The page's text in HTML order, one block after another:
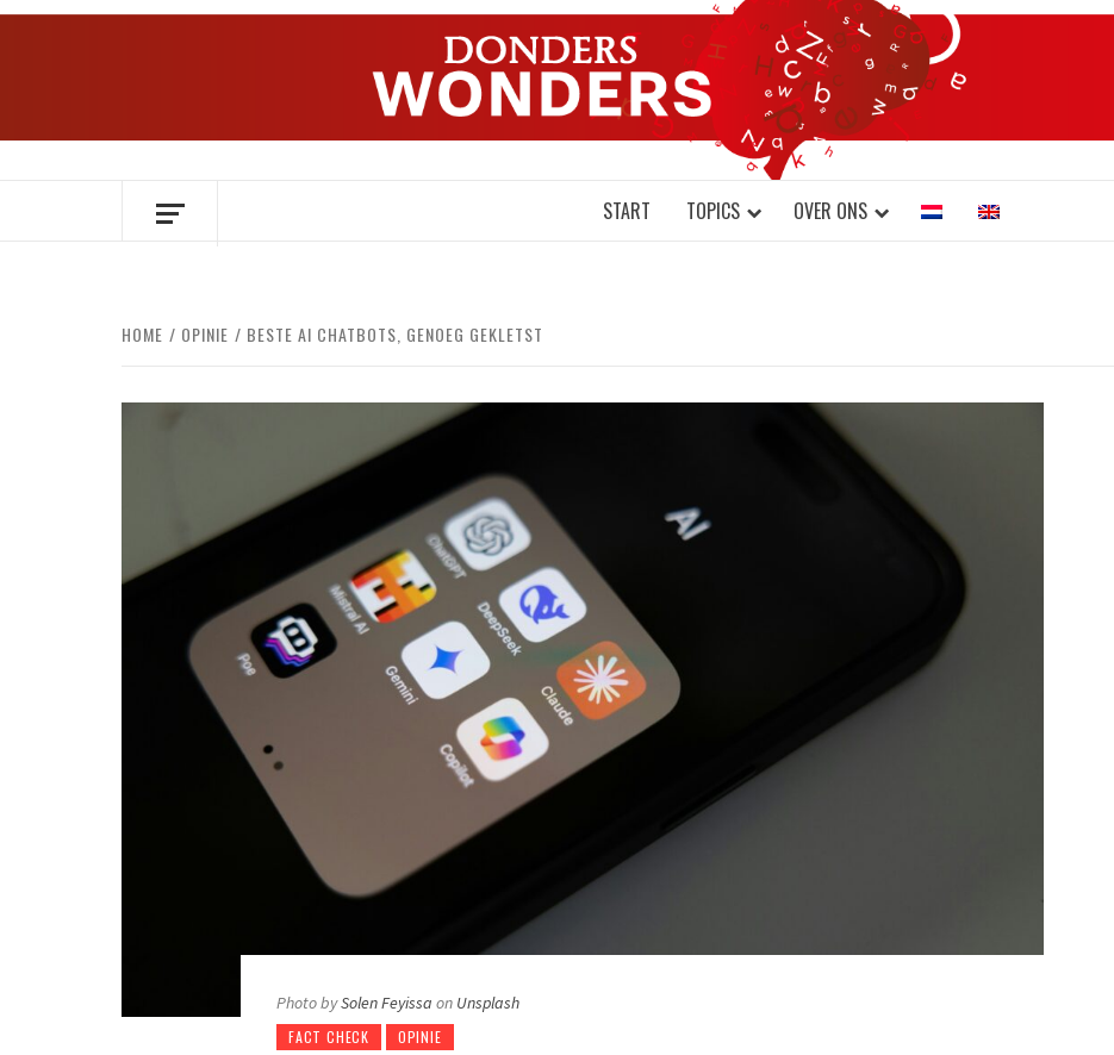
Ga
DONDERS
OVER HERSENEN EN WETENSCHAP // ON BRAINS AND SCIENCE
START TOPICS OVER ONS
HOME OPINIE BESTE AI CHATBOTS, GENOEG GEKLETST
Photo bySolen Feyissa on Unsplash
FACT CHECK OPINIE